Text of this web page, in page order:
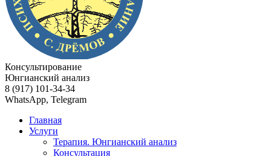
Консультирование
Юнгианский анализ
8 (917) 101-34-34
WhatsApp, Telegram
Главная
Услуги
Терапия. Юнгианский анализ
Консультация